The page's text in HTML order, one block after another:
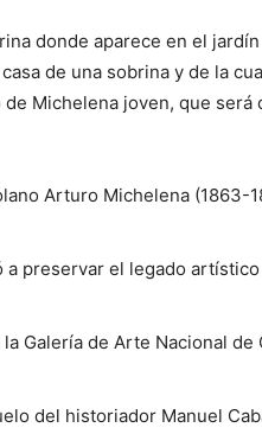
donde aparece en el
de una sobrina y de la
Michelena joven, que será
Arturo Michelena (1863-
preservar el legado
Galería de Arte Nacional de
del historiador Manuel